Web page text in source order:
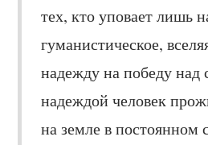
тех, кто уповает лишь
гуманистическое,
надежду на победу над
надеждой человек
на земле в постоянном